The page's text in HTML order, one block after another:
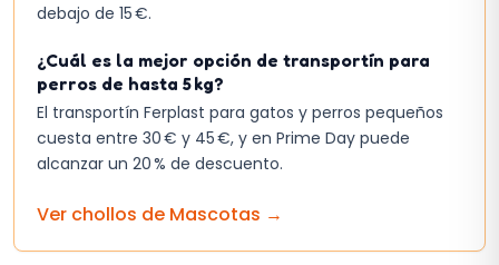
debajo de 15 €.
¿Cuál es la mejor opción de transportín para
perros de hasta 5 kg?
El transportín Ferplast para gatos y perros pequeños
cuesta entre 30 € y 45 €, y en Prime Day puede
alcanzar un 20 % de descuento.
Ver chollos de Mascotas →